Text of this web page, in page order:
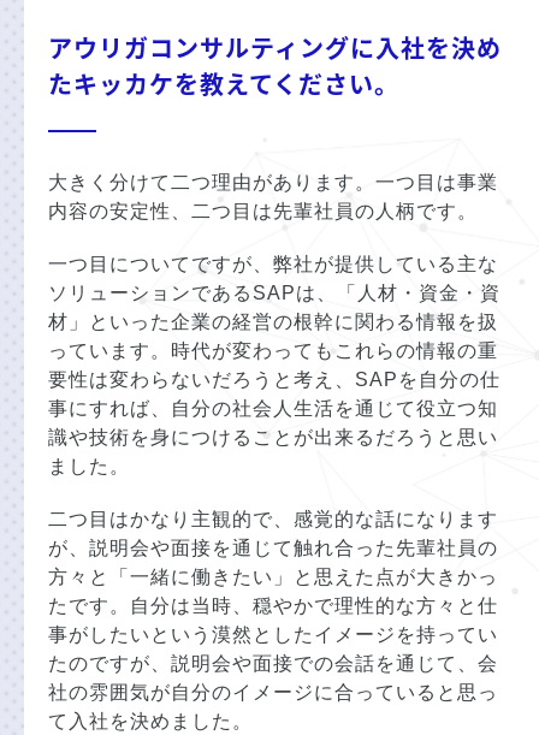
アウリガコンサルティングに入社を決め
たキッカケを教えてください。
大きく分けて二つ理由があります。一つ目は事業
内容の安定性、二つ目は先輩社員の人柄です。
一つ目についてですが、弊社が提供している主な
ソリューションであるSAPは、「人材・資金・資
材」といった企業の経営の根幹に関わる情報を扱
っています。時代が変わってもこれらの情報の重
要性は変わらないだろうと考え、SAPを自分の仕
事にすれば、自分の社会人生活を通じて役立つ知
識や技術を身につけることが出来るだろうと思い
ました。
二つ目はかなり主観的で、感覚的な話になります
が、説明会や面接を通じて触れ合った先輩社員の
方々と「一緒に働きたい」と思えた点が大きかっ
たです。自分は当時、穏やかで理性的な方々と仕
事がしたいという漠然としたイメージを持ってい
たのですが、説明会や面接での会話を通じて、会
社の雰囲気が自分のイメージに合っていると思っ
て入社を決めました。